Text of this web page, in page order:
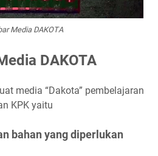
Media DAKOTA
DAKOTA
media “Dakota” pembelajaran
KPK yaitu
bahan yang diperlukan